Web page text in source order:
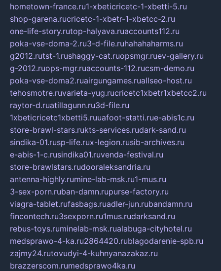
hometown-france.ru1-xbeticricetc-1-xbetti-5.ru
shop-garena.rucricetc-1-xbetr-1-xbetcc-2.ru
one-life-story.rutop-halyava.ruaccounts112.ru
poka-vse-doma-2.ru3-d-file.ruhahahaharms.ru
g2012.rutst-1.rushaggy-cat.ruopsmgr.ruev-gallery.ru
g-2012.ruops-mgr.ruaccounts-112.rucsm-demo.ru
poka-vse-doma2.ruairgungames.ruallseo-host.ru
tehosmotre.ruvarieta-yug.rucricetc1xbetr1xbetcc2.ru
raytor-d.ruatillagunn.ru3d-file.ru
1xbeticricetc1xbetti5.ruuafoot-statti.rue-abis1c.ru
store-brawl-stars.rukts-services.rudark-sand.ru
sindika-01.rusp-life.rux-legion.rusib-archives.ru
e-abis-1-c.rusindika01.ruvenda-festival.ru
store-brawlstars.rudooraleksandria.ru
antenna-highly.rumine-lab-msk.ru1-mus.ru
3-sex-porn.ruban-damn.rupurse-factory.ru
viagra-tablet.rufasbags.ruadler-jun.rubandamn.ru
fincontech.ru3sexporn.ru1mus.rudarksand.ru
rebus-toys.ruminelab-msk.rualabuga-cityhotel.ru
medsprawo-4-ka.ru2864420.rublagodarenie-spb.ru
zajmy24.rutovudyi-4-kuhnyanazakaz.ru
brazzerscom.rumedsprawo4ka.ru